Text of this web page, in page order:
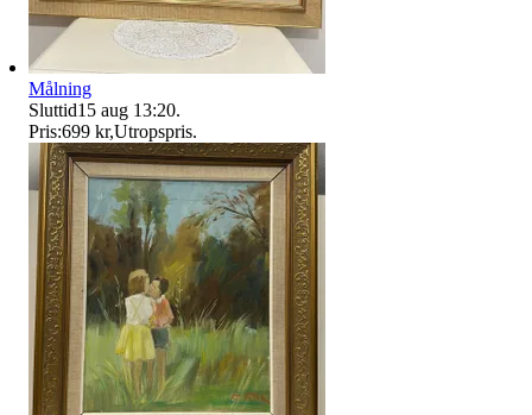
Målning
Sluttid15 aug 13:20.
Pris:699 kr,Utropspris.